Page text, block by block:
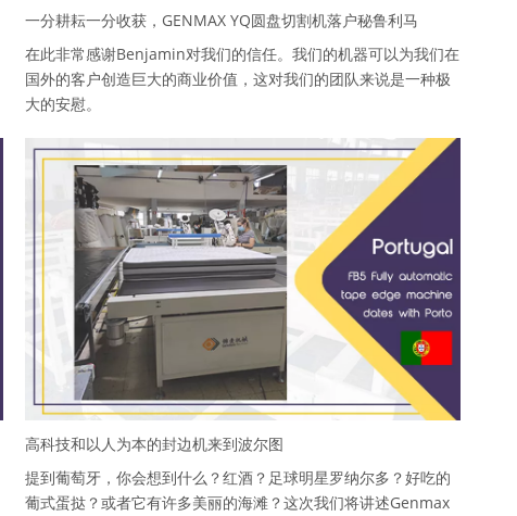
一分耕耘一分收获，GENMAX YQ圆盘切割机落户秘鲁利马
在此非常感谢Benjamin对我们的信任。我们的机器可以为我们在
国外的客户创造巨大的商业价值，这对我们的团队来说是一种极
大的安慰。
高科技和以人为本的封边机来到波尔图
提到葡萄牙，你会想到什么？红酒？足球明星罗纳尔多？好吃的
葡式蛋挞？或者它有许多美丽的海滩？这次我们将讲述Genmax